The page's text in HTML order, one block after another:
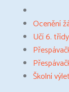
Ocenění
Učí 6. třídy
Školní